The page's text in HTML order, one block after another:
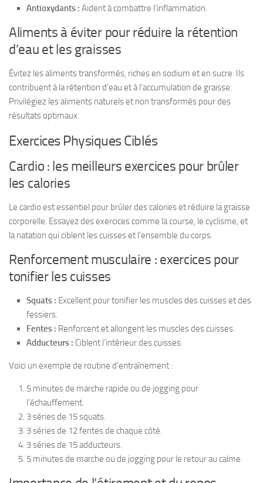
Antioxydants : Aident à combattre l’inflammation.
Aliments à éviter pour réduire la rétention
d’eau et les graisses
Évitez les aliments transformés, riches en sodium et en sucre. Ils
contribuent à la rétention d’eau et à l’accumulation de graisse.
Privilégiez les aliments naturels et non transformés pour des
résultats optimaux.
Exercices Physiques Ciblés
Cardio : les meilleurs exercices pour brûler
les calories
Le cardio est essentiel pour brûler des calories et réduire la graisse
corporelle. Essayez des exercices comme la course, le cyclisme, et
la natation qui ciblent les cuisses et l’ensemble du corps.
Renforcement musculaire : exercices pour
tonifier les cuisses
Squats : Excellent pour tonifier les muscles des cuisses et des
fessiers.
Fentes : Renforcent et allongent les muscles des cuisses.
Adducteurs : Ciblent l’intérieur des cuisses.
Voici un exemple de routine d’entraînement :
5 minutes de marche rapide ou de jogging pour
l’échauffement.
3 séries de 15 squats.
3 séries de 12 fentes de chaque côté.
3 séries de 15 adducteurs.
5 minutes de marche ou de jogging pour le retour au calme.